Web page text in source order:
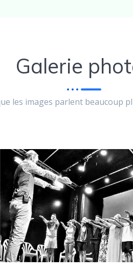
Galerie
les images parlent beaucoup